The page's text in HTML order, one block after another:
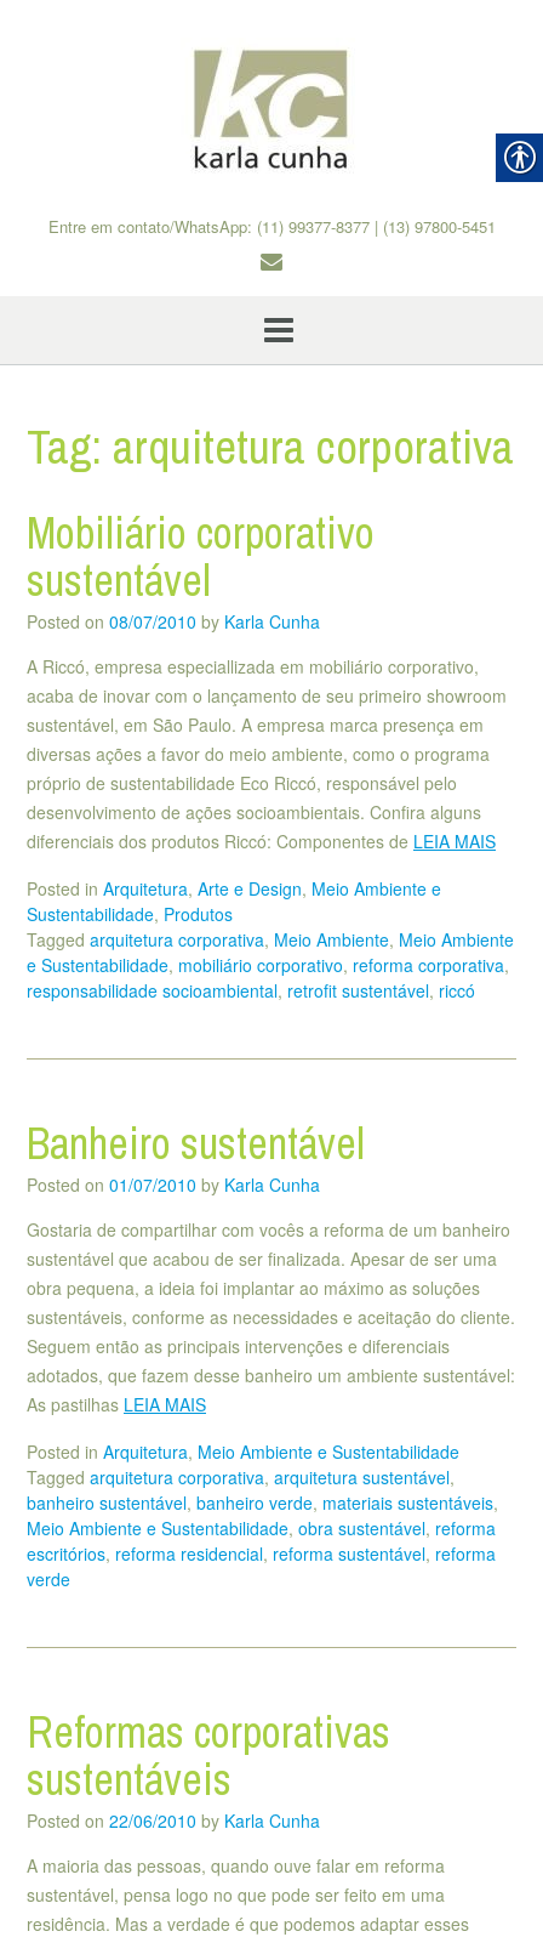
Entre em contato/WhatsApp: (11) 99377-8377 | (13) 97800-5451
Tag: arquitetura corporativa
Mobiliário corporativo
sustentável
Posted on 08/07/2010 by Karla Cunha
A Riccó, empresa especiallizada em mobiliário corporativo,
acaba de inovar com o lançamento de seu primeiro showroom
sustentável, em São Paulo. A empresa marca presença em
diversas ações a favor do meio ambiente, como o programa
próprio de sustentabilidade Eco Riccó, responsável pelo
desenvolvimento de ações socioambientais. Confira alguns
diferenciais dos produtos Riccó: Componentes de LEIA MAIS
Posted in Arquitetura, Arte e Design, Meio Ambiente e
Sustentabilidade, Produtos
Tagged arquitetura corporativa, Meio Ambiente, Meio Ambiente
e Sustentabilidade, mobiliário corporativo, reforma corporativa,
responsabilidade socioambiental, retrofit sustentável, riccó
Banheiro sustentável
Posted on 01/07/2010 by Karla Cunha
Gostaria de compartilhar com vocês a reforma de um banheiro
sustentável que acabou de ser finalizada. Apesar de ser uma
obra pequena, a ideia foi implantar ao máximo as soluções
sustentáveis, conforme as necessidades e aceitação do cliente.
Seguem então as principais intervenções e diferenciais
adotados, que fazem desse banheiro um ambiente sustentável:
As pastilhas LEIA MAIS
Posted in Arquitetura, Meio Ambiente e Sustentabilidade
Tagged arquitetura corporativa, arquitetura sustentável,
banheiro sustentável, banheiro verde, materiais sustentáveis,
Meio Ambiente e Sustentabilidade, obra sustentável, reforma
escritórios, reforma residencial, reforma sustentável, reforma
verde
Reformas corporativas
sustentáveis
Posted on 22/06/2010 by Karla Cunha
A maioria das pessoas, quando ouve falar em reforma
sustentável, pensa logo no que pode ser feito em uma
residência. Mas a verdade é que podemos adaptar esses